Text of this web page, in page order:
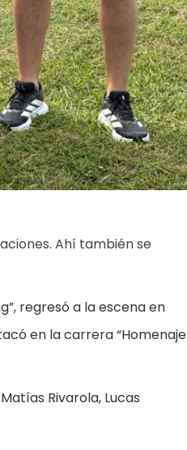
Ahí también se
regresó a la escena en
en la carrera “Homenaje
Rivarola, Lucas